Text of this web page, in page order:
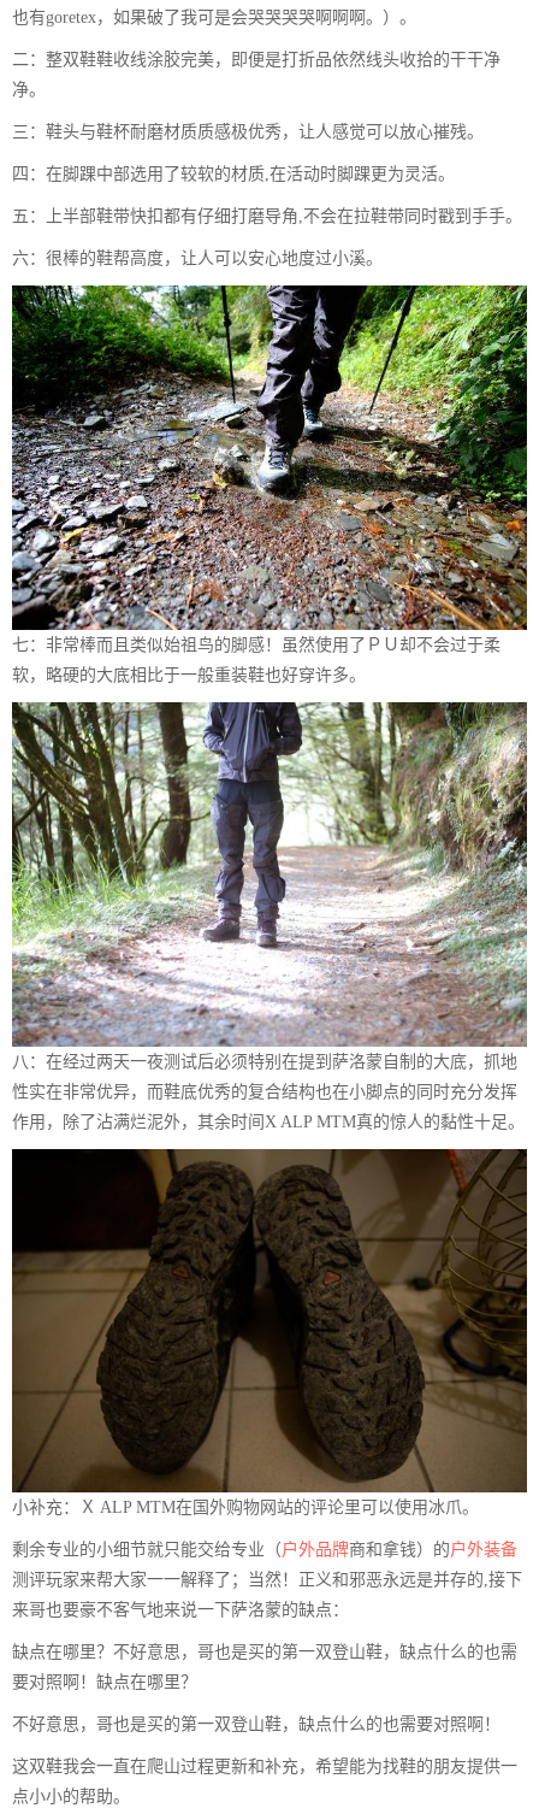
也有goretex，如果破了我可是会哭哭哭哭啊啊啊。）。
二：整双鞋鞋收线涂胶完美，即便是打折品依然线头收拾的干干净
净。
三：鞋头与鞋杯耐磨材质质感极优秀，让人感觉可以放心摧残。
四：在脚踝中部选用了较软的材质,在活动时脚踝更为灵活。
五：上半部鞋带快扣都有仔细打磨导角,不会在拉鞋带同时戳到手手。
六：很棒的鞋帮高度，让人可以安心地度过小溪。
七：非常棒而且类似始祖鸟的脚感！虽然使用了ＰＵ却不会过于柔
软，略硬的大底相比于一般重装鞋也好穿许多。
八：在经过两天一夜测试后必须特别在提到萨洛蒙自制的大底，抓地
性实在非常优异，而鞋底优秀的复合结构也在小脚点的同时充分发挥
作用，除了沾满烂泥外，其余时间X ALP MTM真的惊人的黏性十足。
小补充：Ｘ ALP MTM在国外购物网站的评论里可以使用冰爪。
剩余专业的小细节就只能交给专业（户外品牌商和拿钱）的户外装备
测评玩家来帮大家一一解释了；当然！正义和邪恶永远是并存的,接下
来哥也要豪不客气地来说一下萨洛蒙的缺点：
缺点在哪里？不好意思，哥也是买的第一双登山鞋，缺点什么的也需
要对照啊！缺点在哪里？
不好意思，哥也是买的第一双登山鞋，缺点什么的也需要对照啊！
这双鞋我会一直在爬山过程更新和补充，希望能为找鞋的朋友提供一
点小小的帮助。